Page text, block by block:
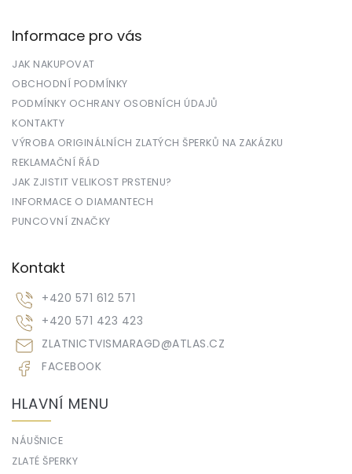
Informace pro vás
JAK NAKUPOVAT
OBCHODNÍ PODMÍNKY
PODMÍNKY OCHRANY OSOBNÍCH ÚDAJŮ
KONTAKTY
VÝROBA ORIGINÁLNÍCH ZLATÝCH ŠPERKŮ NA ZAKÁZKU
REKLAMAČNÍ ŘÁD
JAK ZJISTIT VELIKOST PRSTENU?
INFORMACE O DIAMANTECH
PUNCOVNÍ ZNAČKY
Kontakt
ZLATNICTVISMARAGD@ATLAS.CZ
+420 571 612 571
+420 571 423 423
FACEBOOK
HLAVNÍ MENU
NÁUŠNICE
ZLATÉ ŠPERKY